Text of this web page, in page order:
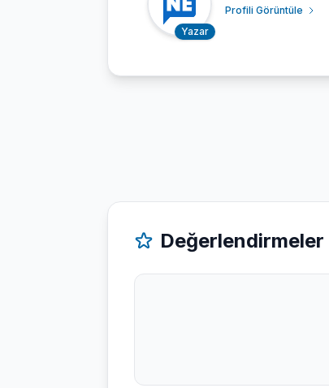
Yazar
Profili Görüntüle
Değerlendirmeler